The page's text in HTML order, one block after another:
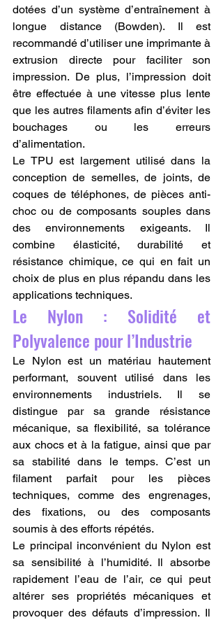
dotées d’un système d’entraînement à
longue distance (Bowden). Il est
recommandé d’utiliser une imprimante à
extrusion directe pour faciliter son
impression. De plus, l’impression doit
être effectuée à une vitesse plus lente
que les autres filaments afin d’éviter les
bouchages ou les erreurs
d’alimentation.
Le TPU est largement utilisé dans la
conception de semelles, de joints, de
coques de téléphones, de pièces anti-
choc ou de composants souples dans
des environnements exigeants. Il
combine élasticité, durabilité et
résistance chimique, ce qui en fait un
choix de plus en plus répandu dans les
applications techniques.
Le Nylon : Solidité et
Polyvalence pour l’Industrie
Le Nylon est un matériau hautement
performant, souvent utilisé dans les
environnements industriels. Il se
distingue par sa grande résistance
mécanique, sa flexibilité, sa tolérance
aux chocs et à la fatigue, ainsi que par
sa stabilité dans le temps. C’est un
filament parfait pour les pièces
techniques, comme des engrenages,
des fixations, ou des composants
soumis à des efforts répétés.
Le principal inconvénient du Nylon est
sa sensibilité à l’humidité. Il absorbe
rapidement l’eau de l’air, ce qui peut
altérer ses propriétés mécaniques et
provoquer des défauts d’impression. Il